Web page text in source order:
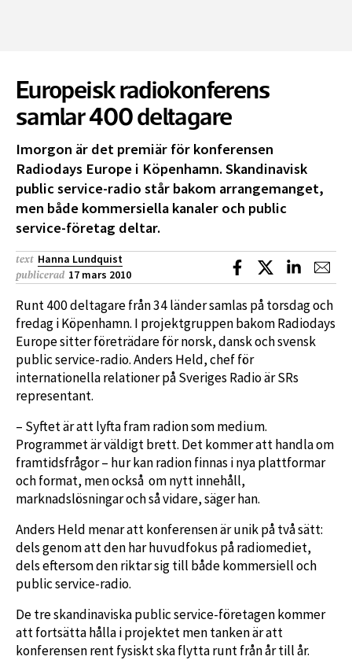
Europeisk radiokonferens
samlar 400 deltagare
Imorgon är det premiär för konferensen
Radiodays Europe i Köpenhamn. Skandinavisk
public service-radio står bakom arrangemanget,
men både kommersiella kanaler och public
service-företag deltar.
text Hanna Lundquist
publicerad 17 mars 2010
Dela på Facebook
Dela på XDela på
Runt 400 deltagare från 34 länder samlas på torsdag och
fredag i Köpenhamn. I projektgruppen bakom Radiodays
Europe sitter företrädare för norsk, dansk och svensk
public service-radio. Anders Held, chef för
internationella relationer på Sveriges Radio är SRs
representant.
– Syftet är att lyfta fram radion som medium.
Programmet är väldigt brett. Det kommer att handla om
framtidsfrågor – hur kan radion finnas i nya plattformar
och format, men också om nytt innehåll,
marknadslösningar och så vidare, säger han.
Anders Held menar att konferensen är unik på två sätt:
dels genom att den har huvudfokus på radiomediet,
dels eftersom den riktar sig till både kommersiell och
public service-radio.
De tre skandinaviska public service-företagen kommer
att fortsätta hålla i projektet men tanken är att
konferensen rent fysiskt ska flytta runt från år till år.